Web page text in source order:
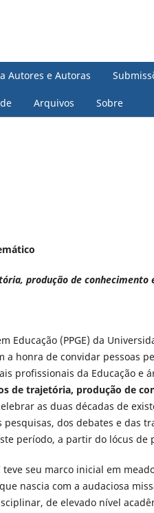
Autores e Autoras
Arquivos Sobre
produção de
Educação (PPGE) da
a honra de convidar pessoas
profissionais da Educação e
de trajetória, produção de
as duas décadas de
dos debates e das
período, a partir do lócus de
teve seu marco inicial em
nascia com a audaciosa
de elevado nível